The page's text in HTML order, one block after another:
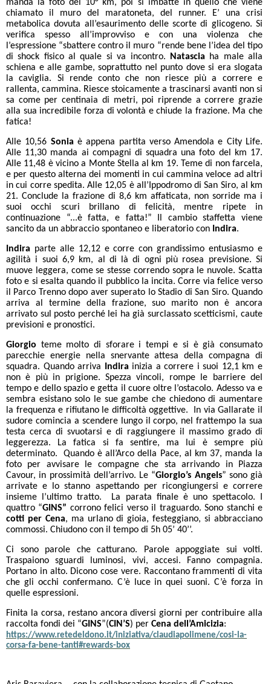
manda la foto del 10° km, poi si imbatte in quello che viene
chiamato il muro del maratoneta, del runner. E’ una crisi
metabolica dovuta all’esaurimento delle scorte di glicogeno. Si
verifica spesso all’improvviso e con una violenza che
l’espressione “sbattere contro il muro “rende bene l’idea del tipo
di shock fisico al quale si va incontro.
Natascia
ha male alla
schiena e alle gambe, soprattutto nel punto dove si era slogata
la caviglia. Si rende conto che non riesce più a correre e
rallenta, cammina. Riesce stoicamente a trascinarsi avanti non si
sa come per centinaia di metri, poi riprende a correre grazie
alla sua incredibile forza di volontà e chiude la frazione. Ma che
fatica!
Alle 10,56 Sonia è appena partita verso Amendola e City Life.
Alle 11,30 manda ai compagni di squadra una foto del km 17.
Alle 11,48 è vicino a Monte Stella al km 19. Teme di non farcela,
e per questo alterna dei momenti in cui cammina veloce ad altri
in cui corre spedita. Alle 12,05 è all’Ippodromo di San Siro, al km
21. Conclude la frazione di 8,6 km affaticata, non sorride ma i
suoi occhi scuri brillano di felicità, mentre ripete in
continuazione “...è fatta, e fatta!” Il cambio staffetta viene
sancito da un abbraccio spontaneo e liberatorio con Indira.
Indira parte alle 12,12 e corre con grandissimo entusiasmo e
agilità i suoi 6,9 km, al di là di ogni più rosea previsione. Si
muove leggera, come se stesse correndo sopra le nuvole. Scatta
foto e si esalta quando il pubblico la incita. Corre via felice verso
il Parco Trenno dopo aver superato lo Stadio di San Siro. Quando
arriva al termine della frazione, suo marito non è ancora
arrivato sul posto perché lei ha già surclassato scetticismi, caute
previsioni e pronostici.
Giorgio teme molto di sforare i tempi e si è già consumato
parecchie energie nella snervante attesa della compagna di
squadra. Quando arriva
Indira inizia a correre i suoi 12,1 km e
non è più in prigione. Spezza vincoli, rompe le barriere del
tempo e dello spazio e getta il cuore oltre l’ostacolo. Adesso va e
sembra esistano solo le sue gambe che chiedono di aumentare
la frequenza e rifiutano le difficoltà oggettive. In via Gallarate il
sudore comincia a scendere lungo il corpo, nel frattempo la sua
testa cerca di svuotarsi e di raggiungere il massimo grado di
leggerezza. La fatica si fa sentire, ma lui è sempre più
determinato. Quando è all’Arco della Pace, al km 37, manda la
foto per avvisare le compagne che sta arrivando in Piazza
Cavour, in prossimità dell’arrivo. Le “Giorgio’s Angels” sono già
arrivate e lo stanno aspettando per ricongiungersi e correre
insieme l’ultimo tratto. La parata finale è uno spettacolo. I
quattro “GINS” corrono felici verso il traguardo. Sono stanchi e
cotti per Cena, ma urlano di gioia, festeggiano, si abbracciano
commossi. Chiudono con il tempo di 5h 05’ 40’’.
Ci sono parole che catturano. Parole appoggiate sui volti.
Traspaiono sguardi luminosi, vivi, accesi. Fanno compagnia.
Portano in alto. Dicono cose vere. Raccontano frammenti di vita
che gli occhi confermano. C’è luce in quei suoni. C’è forza in
quelle espressioni.
Finita la corsa, restano ancora diversi giorni per contribuire alla
raccolta fondi dei “GINS”(CIN’S) per Cena dell’Amicizia:
https://www.retedeldono.it/iniziativa/claudiapolimene/cosi-la-
corsa-fa-bene-tanti#rewards-box